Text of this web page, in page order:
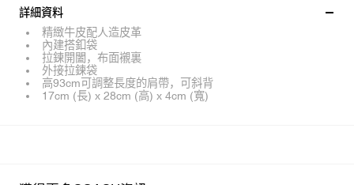
詳細資料
精緻牛皮配人造皮革
內建搭釦袋
拉鍊開闔，布面襯裏
外接拉鍊袋
高93cm可調整長度的肩帶，可斜背
17cm (長) x 28cm (高) x 4cm (寬)